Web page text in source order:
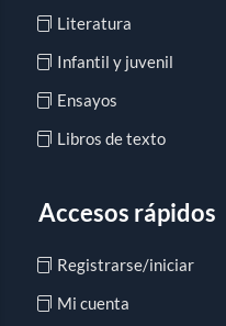
Literatura
Infantil y juvenil
Ensayos
Libros de texto
Accesos rápidos
Registrarse/iniciar
Mi cuenta